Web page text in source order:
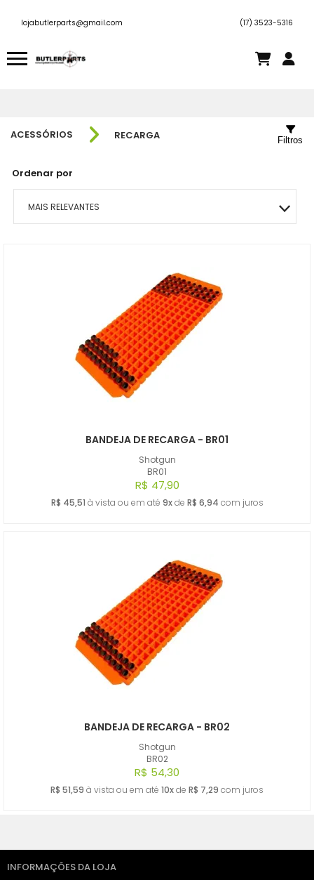
lojabutlerparts@gmail.com (17) 3523-5316
ACESSÓRIOS RECARGA
Ordenar por
MAIS RELEVANTES
Filtros
Shotgun
BR01
BANDEJA DE RECARGA - BR01
R$ 47,90
R$ 45,51 à vista ou em até 9xde R$ 6,94 com juros
Shotgun
BR02
BANDEJA DE RECARGA - BR02
R$ 54,30
R$ 51,59 à vista ou em até 10xde R$ 7,29 com juros
INFORMAÇÕES DA LOJA